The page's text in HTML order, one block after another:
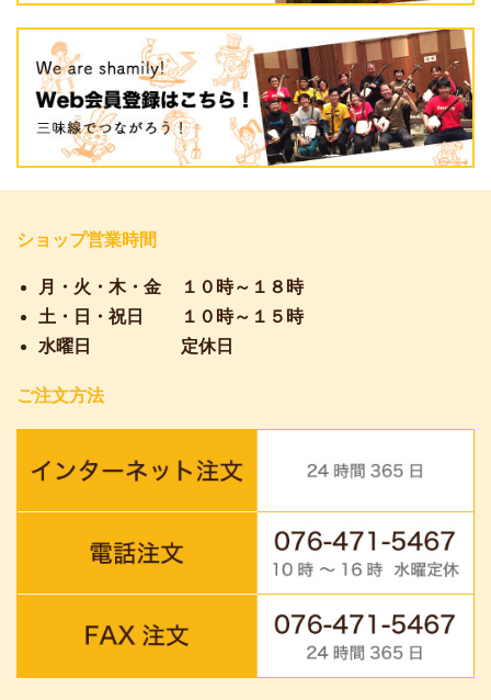
ショップ営業時間
月・火・木・金
１０時～１８時
土・日・祝日
１０時～１５時
水曜日
定休日
ご注文方法